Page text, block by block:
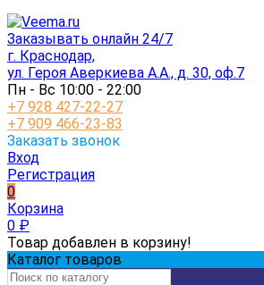
Заказывать онлайн 24/7
г. Краснодар,
ул. Героя Аверкиева А.А., д. 30, оф.7
Пн - Вс 10:00 - 22:00
+7 928 427-22-27
+7 909 466-23-83
Заказать звонок
Вход
Регистрация
0
Корзина
0 ₽
Товар добавлен в корзину!
Каталог товаров